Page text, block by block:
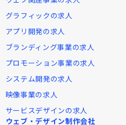
グラフィックの求人
アプリ開発の求人
ブランディング事業の求人
プロモーション事業の求人
システム開発の求人
映像事業の求人
サービスデザインの求人
ウェブ・デザイン制作会社